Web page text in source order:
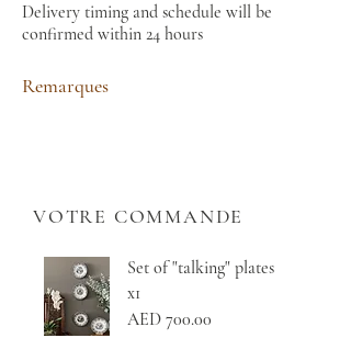
Delivery timing and schedule will be
confirmed within 24 hours
Remarques
VOTRE COMMANDE
Set of "talking" plates
x1
AED 700.00